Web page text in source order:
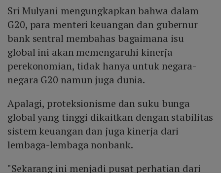
Sri Mulyani mengungkapkan bahwa dalam
G20, para menteri keuangan dan gubernur
bank sentral membahas bagaimana isu
global ini akan memengaruhi kinerja
perekonomian, tidak hanya untuk negara-
negara G20 namun juga dunia.
Apalagi, proteksionisme dan suku bunga
global yang tinggi dikaitkan dengan stabilitas
sistem keuangan dan juga kinerja dari
lembaga-lembaga nonbank.
"Sekarang ini menjadi pusat perhatian dari